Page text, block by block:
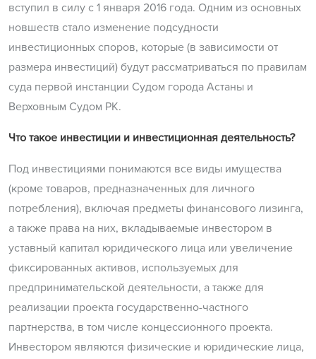
вступил в силу с 1 января 2016 года. Одним из основных
новшеств стало изменение подсудности
инвестиционных споров, которые (в зависимости от
размера инвестиций) будут рассматриваться по правилам
суда первой инстанции Судом города Астаны и
Верховным Судом РК.
Что такое инвестиции и инвестиционная деятельность?
Под инвестициями понимаются все виды имущества
(кроме товаров, предназначенных для личного
потребления), включая предметы финансового лизинга,
а также права на них, вкладываемые инвестором в
уставный капитал юридического лица или увеличение
фиксированных активов, используемых для
предпринимательской деятельности, а также для
реализации проекта государственно-частного
партнерства, в том числе концессионного проекта.
Инвестором являются физические и юридические лица,